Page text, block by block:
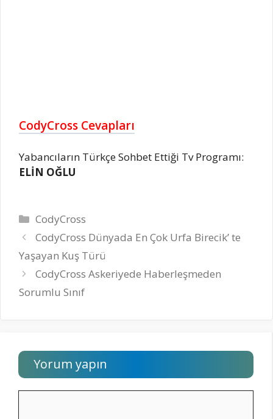
CodyCross Cevapları
Yabancıların Türkçe Sohbet Ettiği Tv Programı:
ELİN OĞLU
Kategoriler
CodyCross
CodyCross Dünyada En Çok Urfa Birecik’ te
Yaşayan Kuş Türü
CodyCross Askeriyede Haberleşmeden
Sorumlu Sınıf
Yorum yapın